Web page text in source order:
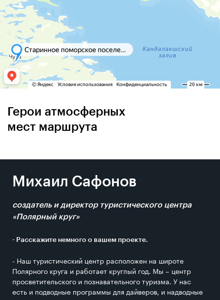
Герои атмосферных
мест маршрута
Михаил Сафонов
создатель и директор туристического центра
«Полярный круг»
- Расскажите немного о вашем проекте.
- Наш туристический центр расположен на широте
Полярного круга и работает круглый год. Мы – центр
просветительского и познавательного туризма. У нас
есть и подводные программы для дайверов, и надводные